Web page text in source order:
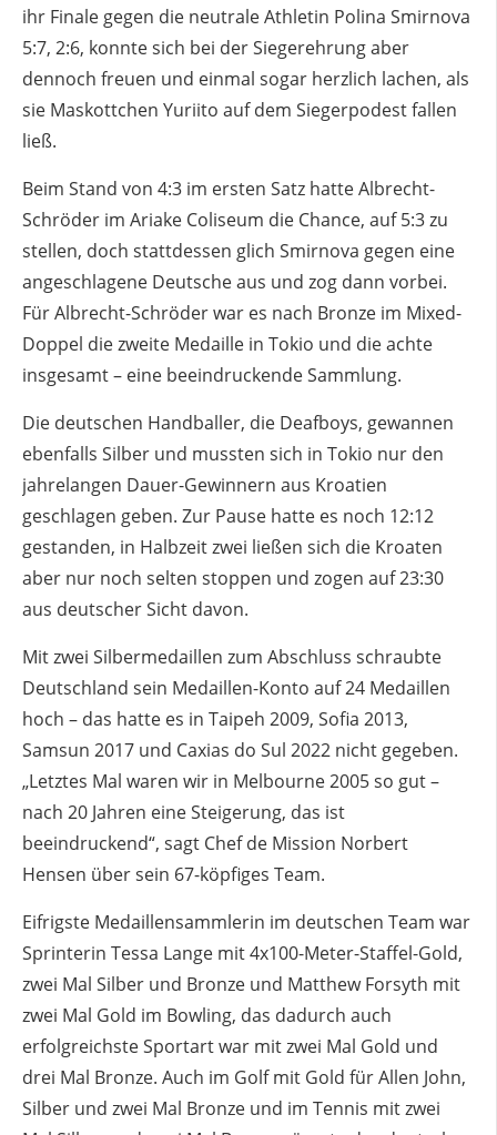
ihr Finale gegen die neutrale Athletin Polina Smirnova
5:7, 2:6, konnte sich bei der Siegerehrung aber
dennoch freuen und einmal sogar herzlich lachen, als
sie Maskottchen Yuriito auf dem Siegerpodest fallen
ließ.
Beim Stand von 4:3 im ersten Satz hatte Albrecht-
Schröder im Ariake Coliseum die Chance, auf 5:3 zu
stellen, doch stattdessen glich Smirnova gegen eine
angeschlagene Deutsche aus und zog dann vorbei.
Für Albrecht-Schröder war es nach Bronze im Mixed-
Doppel die zweite Medaille in Tokio und die achte
insgesamt – eine beeindruckende Sammlung.
Die deutschen Handballer, die Deafboys, gewannen
ebenfalls Silber und mussten sich in Tokio nur den
jahrelangen Dauer-Gewinnern aus Kroatien
geschlagen geben. Zur Pause hatte es noch 12:12
gestanden, in Halbzeit zwei ließen sich die Kroaten
aber nur noch selten stoppen und zogen auf 23:30
aus deutscher Sicht davon.
Mit zwei Silbermedaillen zum Abschluss schraubte
Deutschland sein Medaillen-Konto auf 24 Medaillen
hoch – das hatte es in Taipeh 2009, Sofia 2013,
Samsun 2017 und Caxias do Sul 2022 nicht gegeben.
„Letztes Mal waren wir in Melbourne 2005 so gut –
nach 20 Jahren eine Steigerung, das ist
beeindruckend“, sagt Chef de Mission Norbert
Hensen über sein 67-köpfiges Team.
Eifrigste Medaillensammlerin im deutschen Team war
Sprinterin Tessa Lange mit 4x100-Meter-Staffel-Gold,
zwei Mal Silber und Bronze und Matthew Forsyth mit
zwei Mal Gold im Bowling, das dadurch auch
erfolgreichste Sportart war mit zwei Mal Gold und
drei Mal Bronze. Auch im Golf mit Gold für Allen John,
Silber und zwei Mal Bronze und im Tennis mit zwei